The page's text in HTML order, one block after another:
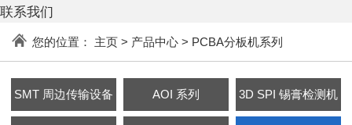
联系我们
您的位置： 主页> 产品中心> PCBA分板机系列
SMT 周边传输设备 AOI 系列 3D SPI 锡膏检测机